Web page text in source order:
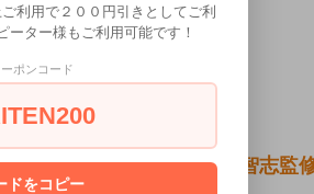
☆ヴィーナス～うるし原智志監
利用で２００円引きとしてご利
ーター様もご利用可能です！
ーポンコード
ドをコピー